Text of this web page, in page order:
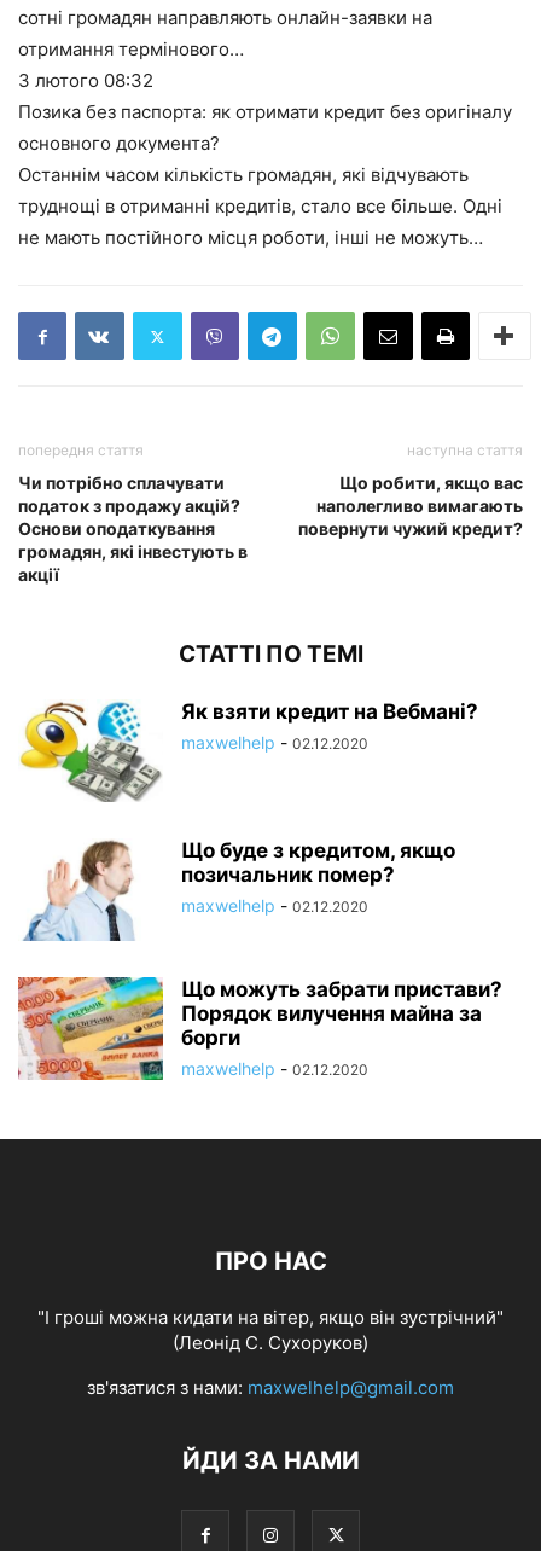
сотні громадян направляють онлайн-заявки на
отримання термінового…
3 лютого 08:32
Позика без паспорта: як отримати кредит без оригіналу
основного документа?
Останнім часом кількість громадян, які відчувають
труднощі в отриманні кредитів, стало все більше. Одні
не мають постійного місця роботи, інші не можуть…
попередня стаття
Чи потрібно сплачувати
податок з продажу акцій?
Основи оподаткування
громадян, які інвестують в
акції
наступна стаття
Що робити, якщо вас
наполегливо вимагають
повернути чужий кредит?
СТАТТІ ПО ТЕМІ
Як взяти кредит на Вебмані?
maxwelhelp - 02.12.2020
Що буде з кредитом, якщо
позичальник помер?
maxwelhelp - 02.12.2020
Що можуть забрати пристави?
Порядок вилучення майна за
борги
maxwelhelp - 02.12.2020
ПРО НАС
"І гроші можна кидати на вітер, якщо він зустрічний"
(Леонід С. Сухоруков)
зв'язатися з нами: maxwelhelp@gmail.com
ЙДИ ЗА НАМИ